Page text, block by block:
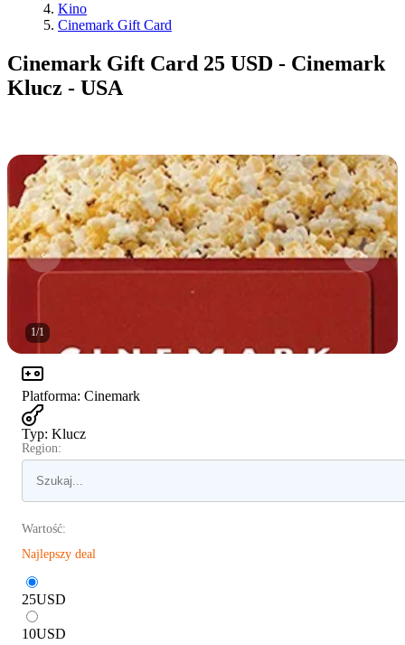
Kino
Cinemark Gift Card
Cinemark Gift Card 25 USD - Cinemark
Klucz - USA
1/1
Platforma: Cinemark
Typ: Klucz
Region:
Wartość:
Najlepszy deal
25USD
10USD